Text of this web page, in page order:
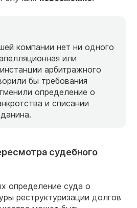
компании нет ни одного
или
арбитражного
бы требования
определение о
и списании
судебного
определение суда о
реструктуризации долгов